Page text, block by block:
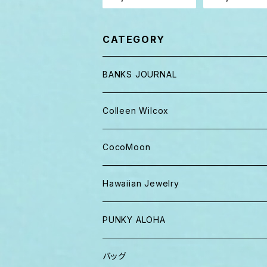
ット パイル
CATEGORY
BANKS JOURNAL
キャップ ニット帽
パンツ
Tシャツ、ロンT
半袖シャツ
ショーツ、短パン
Colleen Wilcox
ポーチ
バッグ
iPhoneケース
その他
CocoMoon
おくるみ
おくるみ&スタイ ギフト
マスク
Hawaiian Jewelry
PUNKY ALOHA
トートバッグ・ポーチ
バッグ